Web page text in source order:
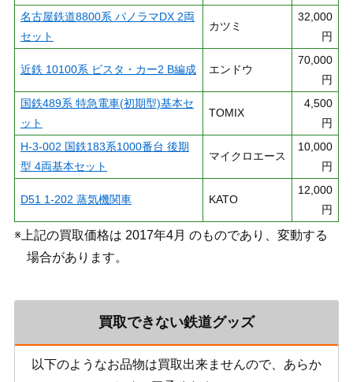
名古屋鉄道8800系 パノラマDX 2両
セット
カツミ
32,000
円
近鉄 10100系 ビスタ・カー2 B編成 エンドウ
70,000
円
国鉄489系 特急電車(初期型)基本セ
ット
TOMIX
4,500
円
H-3-002 国鉄183系1000番台 後期
型 4両基本セット
マイクロエース
10,000
円
D51 1-202 蒸気機関車 KATO
12,000
円
※上記の買取価格は 2017年4月 のものであり、変動する
場合があります。
買取できない鉄道グッズ
以下のようなお品物は買取出来ませんので、あらか